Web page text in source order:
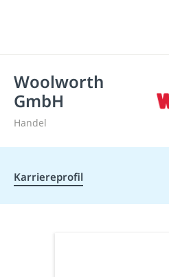
Woolworth
GmbH
Handel
Karriereprofil